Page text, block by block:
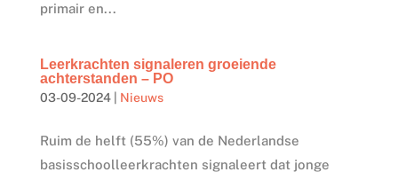
primair en...
Leerkrachten signaleren groeiende
achterstanden – PO
03-09-2024| Nieuws
Ruim de helft (55%) van de Nederlandse
basisschoolleerkrachten signaleert dat jonge